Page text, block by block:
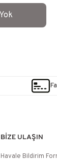
BİZE ULAŞIN
Havale Bildirim